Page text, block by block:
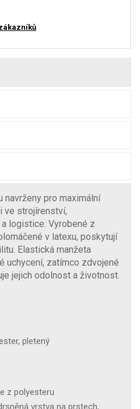
navrženy pro maximální
ve strojírenství,
logistice. Vyrobené z
v latexu, poskytují
Elastická manžeta
uchycení, zatímco zdvojené
jejich odolnost a životnost.
pletený
z polyesteru
vrstva na prstech,